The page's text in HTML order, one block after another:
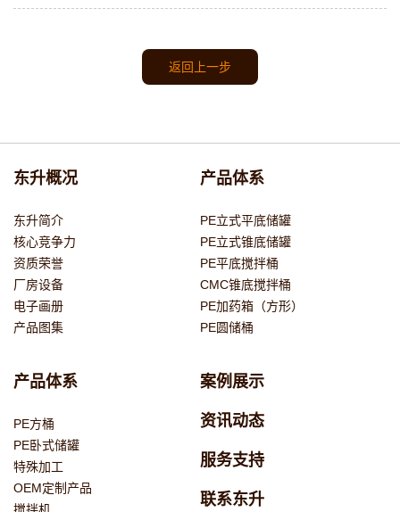
返回上一步
东升概况
东升简介
核心竞争力
资质荣誉
厂房设备
电子画册
产品图集
产品体系
PE立式平底储罐
PE立式锥底储罐
PE平底搅拌桶
CMC锥底搅拌桶
PE加药箱（方形）
PE圆储桶
产品体系
PE方桶
PE卧式储罐
特殊加工
OEM定制产品
案例展示
资讯动态
服务支持
联系东升